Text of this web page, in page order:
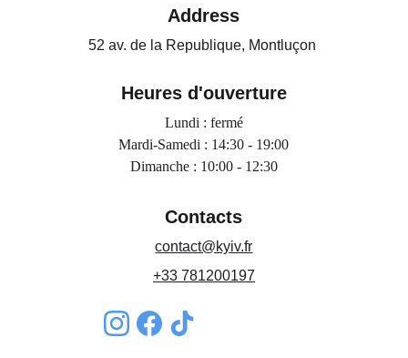
Address
52 av. de la Republique, Montluçon
Contacts
contact@kyiv.fr
+33 781200197
Heures d'ouverture
Lundi : fermé
Mardi-Samedi : 14:30 - 19:00
Dimanche : 10:00 - 12:30